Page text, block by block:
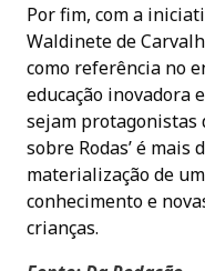
Por fim, com a
Waldinete de
como referência no
educação inovadora
sejam protagonistas
sobre Rodas’ é mais
materialização de
conhecimento e
crianças.